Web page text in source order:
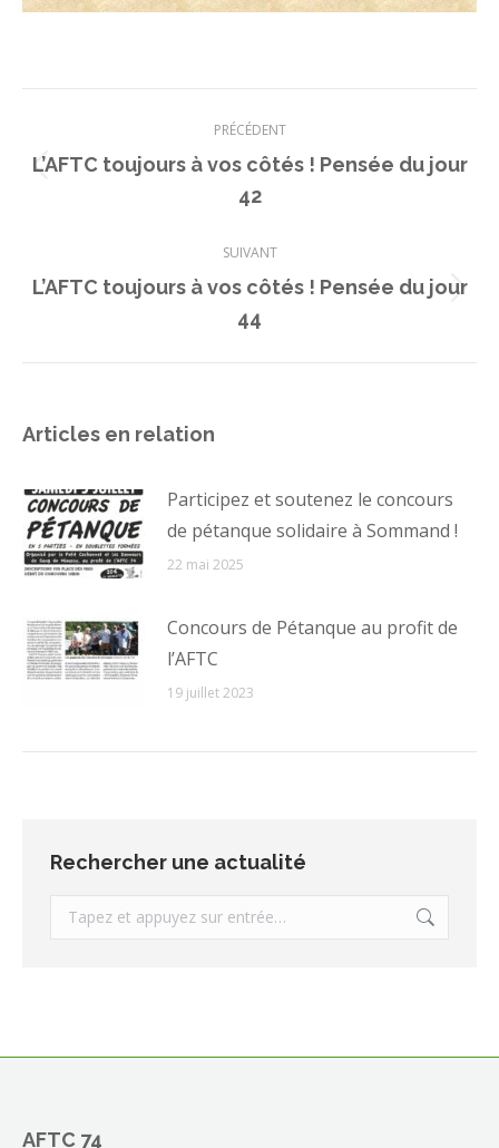
PRÉCÉDENT
Article
précédent
L’AFTC toujours à vos côtés ! Pensée du jour
42
SUIVANT
Article
suivant
:
L’AFTC toujours à vos côtés ! Pensée du jour
44
Articles en relation
Participez et soutenez le concours
de pétanque solidaire à Sommand !
22 mai 2025
Concours de Pétanque au profit de
l’AFTC
19 juillet 2023
Rechercher une actualité
Recherche
:
AFTC 74